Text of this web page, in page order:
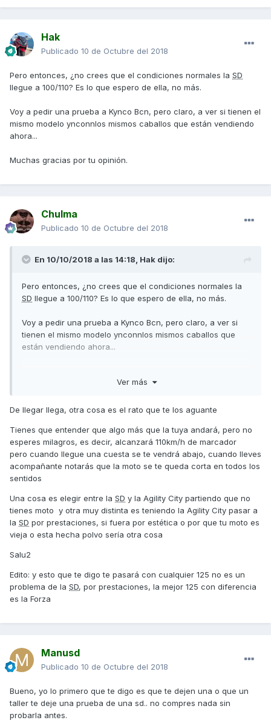
Hak
Publicado 10 de Octubre del 2018
Pero entonces, ¿no crees que el condiciones normales la SD
llegue a 100/110? Es lo que espero de ella, no más.
Voy a pedir una prueba a Kynco Bcn, pero claro, a ver si tienen el
mismo modelo ynconnlos mismos caballos que están vendiendo
ahora...
Muchas gracias por tu opinión.
Chulma
Publicado 10 de Octubre del 2018
En 10/10/2018 a las 14:18, Hak dijo:
Pero entonces, ¿no crees que el condiciones normales la
SD llegue a 100/110? Es lo que espero de ella, no más.
Voy a pedir una prueba a Kynco Bcn, pero claro, a ver si
tienen el mismo modelo ynconnlos mismos caballos que
están vendiendo ahora...
Ver más
De llegar llega, otra cosa es el rato que te los aguante
Tienes que entender que algo más que la tuya andará, pero no
esperes milagros, es decir, alcanzará 110km/h de marcador
pero cuando llegue una cuesta se te vendrá abajo, cuando lleves
acompañante notarás que la moto se te queda corta en todos los
sentidos
Una cosa es elegir entre la SD y la Agility City partiendo que no
tienes moto y otra muy distinta es teniendo la Agility City pasar a
la SD por prestaciones, si fuera por estética o por que tu moto es
vieja o esta hecha polvo sería otra cosa
Salu2
Edito: y esto que te digo te pasará con cualquier 125 no es un
problema de la SD, por prestaciones, la mejor 125 con diferencia
es la Forza
Manusd
Publicado 10 de Octubre del 2018
Bueno, yo lo primero que te digo es que te dejen una o que un
taller te deje una prueba de una sd.. no compres nada sin
probarla antes.